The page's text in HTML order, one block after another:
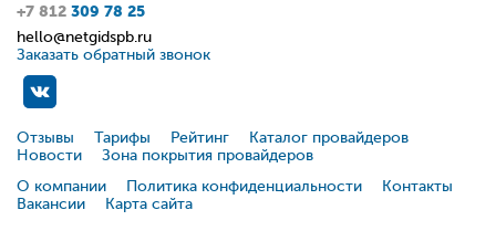
+7 812 309 78 25
hello@netgidspb.ru
Заказать обратный звонок
Отзывы Тарифы Рейтинг
Каталог провайдеров
Новости
Зона покрытия провайдеров
О компании
Политика конфиденциальности
Контакты
Вакансии
Карта сайта